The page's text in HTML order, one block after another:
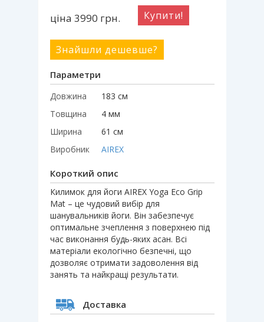
ціна 3990 грн. Купити!
Знайшли дешевше?
Параметри
Довжина
183 см
Товщина
4 мм
Ширина
61 см
Виробник
AIREX
Короткий опис
Килимок для йоги AIREX Yoga Eco Grip
Mat – це чудовий вибір для
шанувальників йоги. Він забезпечує
оптимальне зчеплення з поверхнею під
час виконання будь-яких асан. Всі
матеріали екологічно безпечні, що
дозволяє отримати задоволення від
занять та найкращі результати.
Доставка